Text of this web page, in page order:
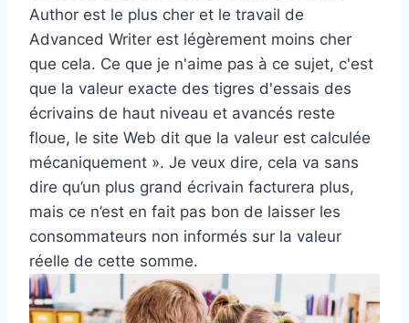
Author est le plus cher et le travail de
Advanced Writer est légèrement moins cher
que cela. Ce que je n'aime pas à ce sujet, c'est
que la valeur exacte des tigres d'essais des
écrivains de haut niveau et avancés reste
floue, le site Web dit que la valeur est calculée
mécaniquement ». Je veux dire, cela va sans
dire qu’un plus grand écrivain facturera plus,
mais ce n’est en fait pas bon de laisser les
consommateurs non informés sur la valeur
réelle de cette somme.